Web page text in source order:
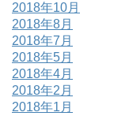
2018年10月
2018年8月
2018年7月
2018年5月
2018年4月
2018年2月
2018年1月